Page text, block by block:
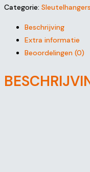
Categorie: Sleutelhangers
Beschrijving
Extra informatie
Beoordelingen (0)